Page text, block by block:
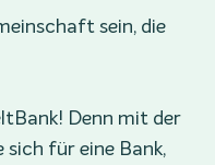
sein, die
Denn mit der
sich für eine Bank,